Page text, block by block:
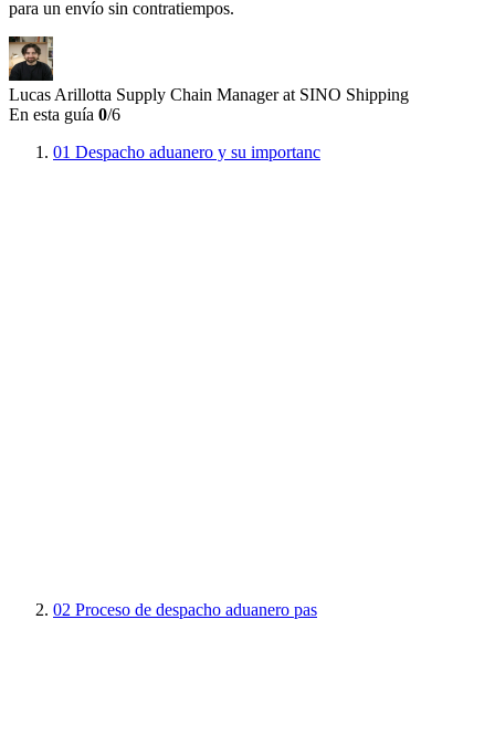
para un envío sin contratiempos.
Lucas Arillotta Supply Chain Manager at SINO Shipping
En esta guía 0/6
01 Despacho aduanero y su importanc
02 Proceso de despacho aduanero pas